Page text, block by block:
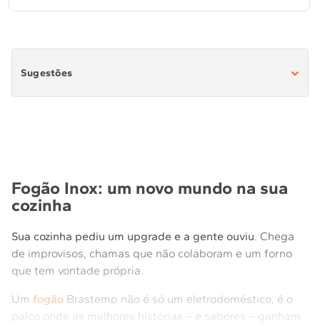
Sugestões
Fogão Inox: um novo mundo na sua
cozinha
Sua cozinha pediu um upgrade e a gente ouviu. Chega
de improvisos, chamas que não colaboram e um forno
que tem vontade própria.
Um fogão Brastemp não é só um eletrodoméstico, é o
palco onde as melhores histórias – e sabores – ganham